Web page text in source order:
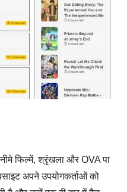
फिल्में, श्रृंखला और OVA पा
अपने उपयोगकर्ताओं को